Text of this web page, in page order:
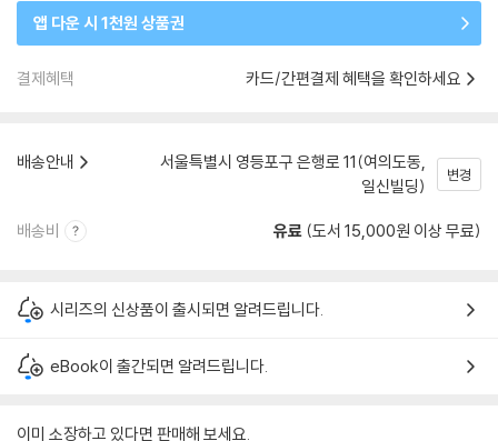
앱 다운 시 1천원 상품권
결제혜택 카드/간편결제 혜택을 확인하세요
배송안내
서울특별시 영등포구 은행로 11(여의도동,
일신빌딩)
변경
배송비 유료 (도서 15,000원 이상 무료)
시리즈의 신상품이 출시되면 알려드립니다.
eBook이 출간되면 알려드립니다.
이미 소장하고 있다면 판매해 보세요.